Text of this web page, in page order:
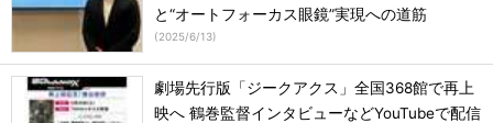
と“オートフォーカス眼鏡”実現への道筋
(2025/6/13)
劇場先行版「ジークアクス」全国368館で再上
映へ 鶴巻監督インタビューなどYouTubeで配信